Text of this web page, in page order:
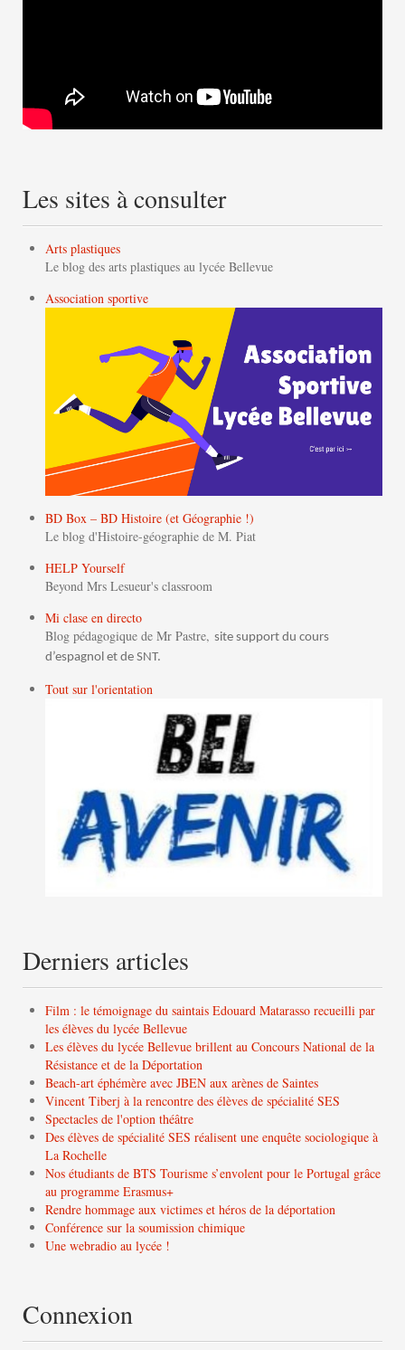
Les sites à consulter
Arts plastiques
Le blog des arts plastiques au lycée Bellevue
Association sportive
BD Box – BD Histoire (et Géographie !)
Le blog d'Histoire-géographie de M. Piat
HELP Yourself
Beyond Mrs Lesueur's classroom
Mi clase en directo
Blog pédagogique de Mr Pastre, site support du cours
d’espagnol et de SNT.
Tout sur l'orientation
Derniers articles
Film : le témoignage du saintais Edouard Matarasso recueilli par
les élèves du lycée Bellevue
Les élèves du lycée Bellevue brillent au Concours National de la
Résistance et de la Déportation
Beach-art éphémère avec JBEN aux arènes de Saintes
Vincent Tiberj à la rencontre des élèves de spécialité SES
Spectacles de l'option théâtre
Des élèves de spécialité SES réalisent une enquête sociologique à
La Rochelle
Nos étudiants de BTS Tourisme s’envolent pour le Portugal grâce
au programme Erasmus+
Rendre hommage aux victimes et héros de la déportation
Conférence sur la soumission chimique
Une webradio au lycée !
Connexion